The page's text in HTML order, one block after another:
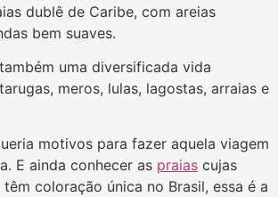
dublê de Caribe, com areias
bem suaves.
uma diversificada vida
meros, lulas, lagostas, arraias e
motivos para fazer aquela viagem
E ainda conhecer as praias cujas
coloração única no Brasil, essa é a